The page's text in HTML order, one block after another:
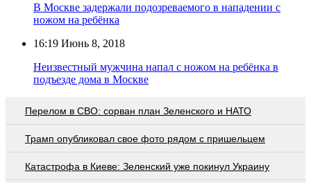
В Москве задержали подозреваемого в нападении с
ножом на ребёнка
16:19 Июнь 8, 2018
Неизвестный мужчина напал с ножом на ребёнка в
подъезде дома в Москве
Перелом в СВО: сорван план Зеленского и НАТО
Трамп опубликовал свое фото рядом с пришельцем
Катастрофа в Киеве: Зеленский уже покинул Украину